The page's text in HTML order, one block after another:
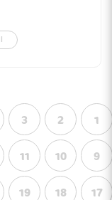
1
2
3
9
10
11
17
18
19